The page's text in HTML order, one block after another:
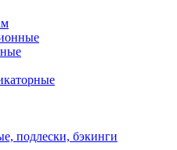
подлески, бэкинги